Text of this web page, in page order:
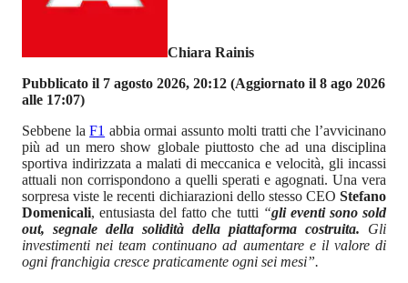
Chiara Rainis
Pubblicato il 7 agosto 2026, 20:12 (Aggiornato il 8 ago 2026
alle 17:07)
Sebbene laF1 abbia ormai assunto molti tratti che l’avvicinano
più ad un mero show globale piuttosto che ad una disciplina
sportiva indirizzata a malati di meccanica e velocità, gli incassi
attuali non corrispondono a quelli sperati e agognati. Una vera
sorpresa viste le recenti dichiarazioni dello stesso CEO Stefano
Domenicali, entusiasta del fatto che tutti “gli eventi sono sold
out, segnale della solidità della piattaforma costruita. Gli
investimenti nei team continuano ad aumentare e il valore di
ogni franchigia cresce praticamente ogni sei mesi”.